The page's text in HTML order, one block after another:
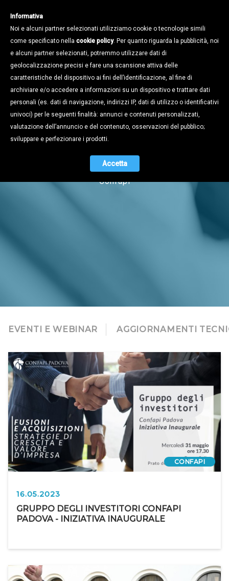
Notizie
Naviga tra i contenuti dell'universo
Confapi
EVENTI E WEBINAR AGGIORNAMENTI
CONFAPI
16.05.2023
GRUPPO DEGLI INVESTITORI CONFAPI
PADOVA - INIZIATIVA INAUGURALE
Informativa
Noi e alcuni partner selezionati utilizziamo cookie o tecnologie simili
come specificato nella cookie policy. Per quanto riguarda la pubblicità, noi
e alcuni partner selezionati, potremmo utilizzare dati di
geolocalizzazione precisi e fare una scansione attiva delle
caratteristiche del dispositivo ai fini dell’identificazione, al fine di
archiviare e/o accedere a informazioni su un dispositivo e trattare dati
personali (es. dati di navigazione, indirizzi IP, dati di utilizzo o identificativi
univoci) per le seguenti finalità: annunci e contenuti personalizzati,
valutazione dell’annuncio e del contenuto, osservazioni del pubblico;
sviluppare e perfezionare i prodotti.
Accetta